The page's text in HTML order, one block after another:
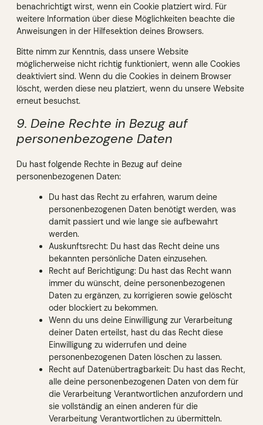
benachrichtigt wirst, wenn ein Cookie platziert wird. Für
weitere Information über diese Möglichkeiten beachte die
Anweisungen in der Hilfesektion deines Browsers.
Bitte nimm zur Kenntnis, dass unsere Website
möglicherweise nicht richtig funktioniert, wenn alle Cookies
deaktiviert sind. Wenn du die Cookies in deinem Browser
löscht, werden diese neu platziert, wenn du unsere Website
erneut besuchst.
9. Deine Rechte in Bezug auf
personenbezogene Daten
Du hast folgende Rechte in Bezug auf deine
personenbezogenen Daten:
Du hast das Recht zu erfahren, warum deine
personenbezogenen Daten benötigt werden, was
damit passiert und wie lange sie aufbewahrt
werden.
Auskunftsrecht: Du hast das Recht deine uns
bekannten persönliche Daten einzusehen.
Recht auf Berichtigung: Du hast das Recht wann
immer du wünscht, deine personenbezogenen
Daten zu ergänzen, zu korrigieren sowie gelöscht
oder blockiert zu bekommen.
Wenn du uns deine Einwilligung zur Verarbeitung
deiner Daten erteilst, hast du das Recht diese
Einwilligung zu widerrufen und deine
personenbezogenen Daten löschen zu lassen.
Recht auf Datenübertragbarkeit: Du hast das Recht,
alle deine personenbezogenen Daten von dem für
die Verarbeitung Verantwortlichen anzufordern und
sie vollständig an einen anderen für die
Verarbeitung Verantwortlichen zu übermitteln.